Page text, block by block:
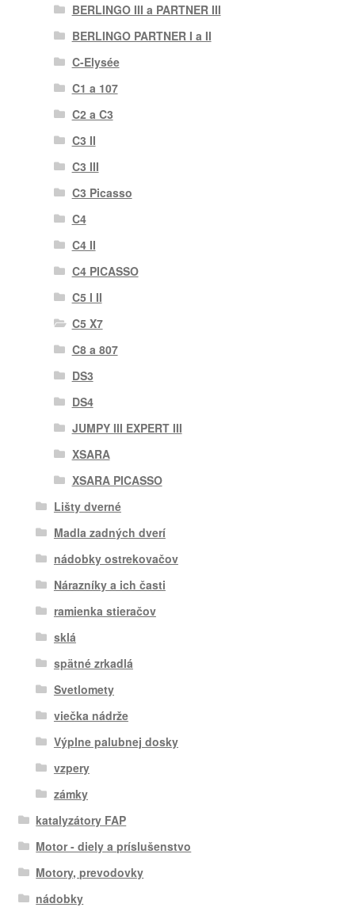
BERLINGO III a PARTNER III
BERLINGO PARTNER I a II
C-Elysée
C1 a 107
C2 a C3
C3 II
C3 III
C3 Picasso
C4
C4 II
C4 PICASSO
C5 I II
C5 X7
C8 a 807
DS3
DS4
JUMPY III EXPERT III
XSARA
XSARA PICASSO
Lišty dverné
Madla zadných dverí
nádobky ostrekovačov
Nárazníky a ich časti
ramienka stieračov
sklá
spätné zrkadlá
Svetlomety
viečka nádrže
Výplne palubnej dosky
vzpery
zámky
katalyzátory FAP
Motor - diely a príslušenstvo
Motory, prevodovky
nádobky